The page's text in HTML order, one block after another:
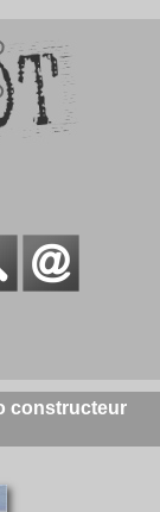
constructeur